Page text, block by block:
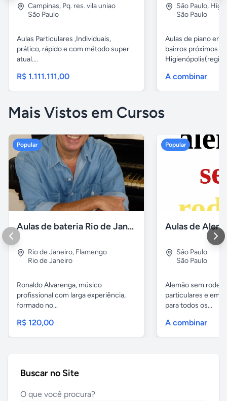
Campinas, Pq. res. vila uniao
São Paulo
Aulas Particulares ,Individuais,
prático, rápido e com método super
atual....
R$ 1.111.111,00
São Paulo,
São Paulo
Aulas de piano em
bairros próximos
A combinar
Mais Vistos em Cursos
Popular
Aulas de bateria Rio de Janeiro
Rio de Janeiro, Flamengo
Rio de Janeiro
Ronaldo Alvarenga, músico
profissional com larga experiência,
formado no...
R$ 120,00
Popular
São Paulo
São Paulo
Alemão sem
particulares e em
para todos os...
A combinar
Buscar no Site